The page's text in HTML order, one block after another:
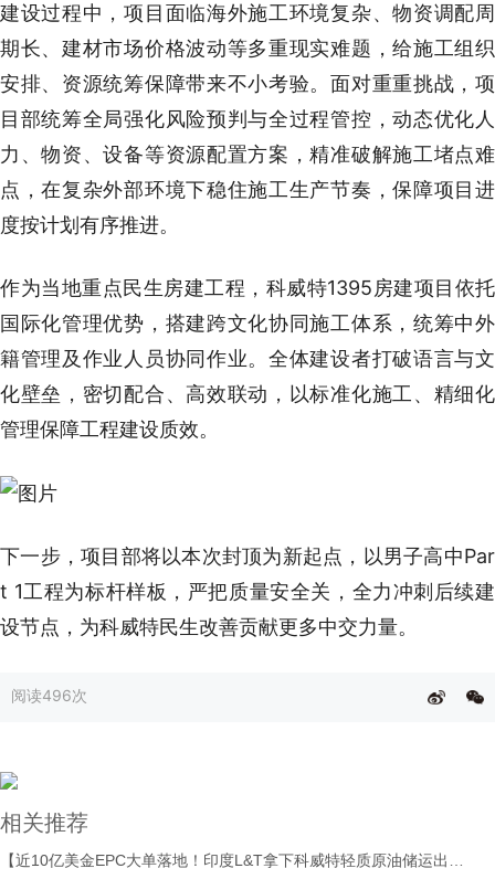
建设过程中，项目面临海外施工环境复杂、物资调配周
期长、建材市场价格波动等多重现实难题，给施工组织
安排、资源统筹保障带来不小考验。面对重重挑战，项
目部统筹全局强化风险预判与全过程管控，动态优化人
力、物资、设备等资源配置方案，精准破解施工堵点难
点，在复杂外部环境下稳住施工生产节奏，保障项目进
度按计划有序推进。
作为当地重点民生房建工程，科威特1395房建项目依托
国际化管理优势，搭建跨文化协同施工体系，统筹中外
籍管理及作业人员协同作业。全体建设者打破语言与文
化壁垒，密切配合、高效联动，以标准化施工、精细化
管理保障工程建设质效。
下一步，项目部将以本次封顶为新起点，以男子高中Par
t 1工程为标杆样板，严把质量安全关，全力冲刺后续建
设节点，为科威特民生改善贡献更多中交力量。
阅读496次
相关推荐
【近10亿美金EPC大单落地！印度L&T拿下科威特轻质原油储运出口核心项目】